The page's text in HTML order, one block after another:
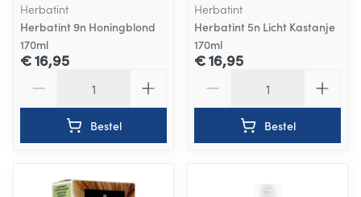
Herbatint
Herbatint 9n Honingblond
170ml
€ 16,95
Bestel
Herbatint
Herbatint 5n Licht Kastanje
170ml
€ 16,95
Bestel